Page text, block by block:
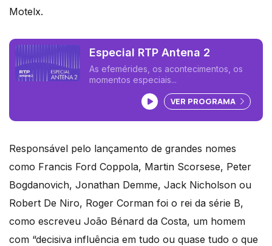
Motelx.
Especial RTP Antena 2
As efemérides, os acontecimentos, os
momentos especiais...
Ouvir podcast
VER PROGRAMA
Responsável pelo lançamento de grandes nomes
como Francis Ford Coppola, Martin Scorsese, Peter
Bogdanovich, Jonathan Demme, Jack Nicholson ou
Robert De Niro, Roger Corman foi o rei da série B,
como escreveu João Bénard da Costa, um homem
com “decisiva influência em tudo ou quase tudo o que